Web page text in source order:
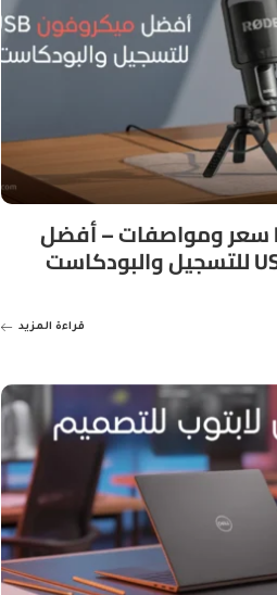
Rode NT-USB سعر ومواصفات – أفضل
ميكروفون USB للتسجيل والبودكاست
قراءة المزيد